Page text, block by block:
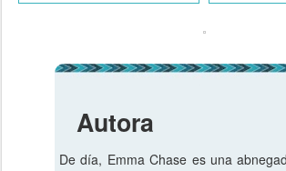
Autora
De día, Emma Chase es una